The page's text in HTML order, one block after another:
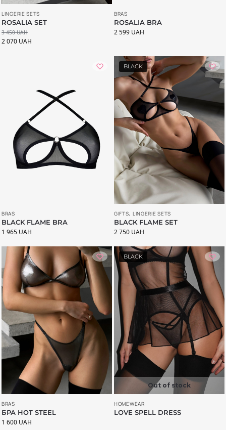
LINGERIE SETS
ROSALIA SET
3 450UAH
2 070 UAH
BRAS
ROSALIA BRA
2 599 UAH
BRAS
BLACK FLAME BRA
1 965 UAH
BLACK
GIFTS, LINGERIE SETS
BLACK FLAME SET
2 750 UAH
BRAS
БРА HOT STEEL
1 600 UAH
BLACK
Out of stock
HOMEWEAR
LOVE SPELL DRESS